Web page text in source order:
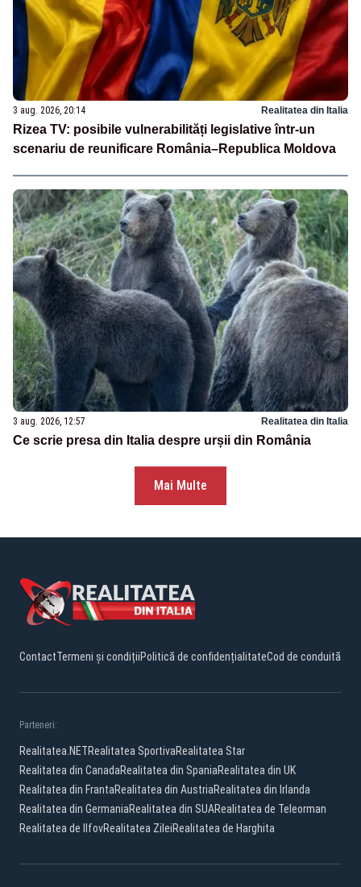
3 aug. 2026, 20:14 Realitatea din Italia
Rizea TV: posibile vulnerabilități legislative într-un
scenariu de reunificare România–Republica Moldova
3 aug. 2026, 12:57 Realitatea din Italia
Ce scrie presa din Italia despre urșii din România
Mai Multe
ContactTermeni și condițiiPolitică de confidențialitateCod de conduită
Parteneri:
Realitatea.NETRealitatea SportivaRealitatea Star
Realitatea din CanadaRealitatea din SpaniaRealitatea din UK
Realitatea din FrantaRealitatea din AustriaRealitatea din Irlanda
Realitatea din GermaniaRealitatea din SUARealitatea de Teleorman
Realitatea de IlfovRealitatea ZileiRealitatea de Harghita